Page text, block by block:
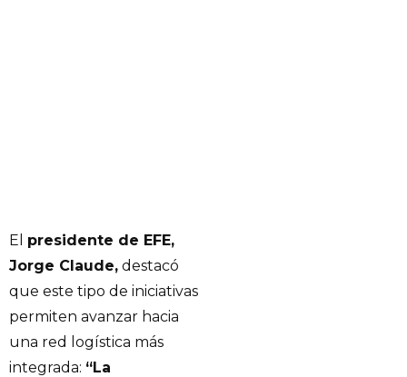
El presidente de EFE,
Jorge Claude, destacó
que este tipo de iniciativas
permiten avanzar hacia
una red logística más
integrada: “La